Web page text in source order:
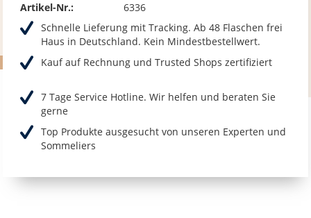
Artikel-Nr.:
6336
Schnelle Lieferung mit Tracking. Ab 48 Flaschen frei
Haus in Deutschland. Kein Mindestbestellwert.
Kauf auf Rechnung und Trusted Shops zertifiziert
7 Tage Service Hotline. Wir helfen und beraten Sie
gerne
Top Produkte ausgesucht von unseren Experten und
Sommeliers